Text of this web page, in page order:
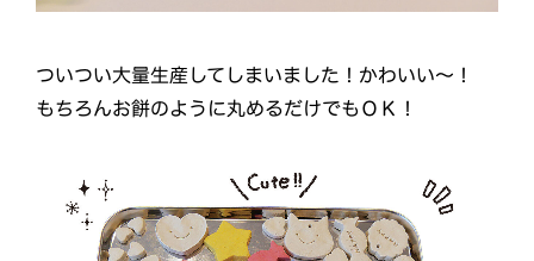
ついつい大量生産してしまいました！かわいい～！
もちろんお餅のように丸めるだけでもＯＫ！